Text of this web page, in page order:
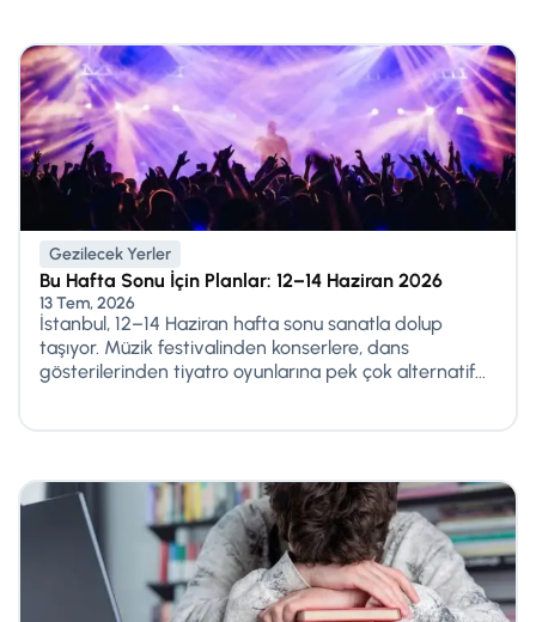
Gezilecek Yerler
Bu Hafta Sonu İçin Planlar: 12–14 Haziran 2026
13 Tem, 2026
İstanbul, 12–14 Haziran hafta sonu sanatla dolup
taşıyor. Müzik festivalinden konserlere, dans
gösterilerinden tiyatro oyunlarına pek çok alternatif...